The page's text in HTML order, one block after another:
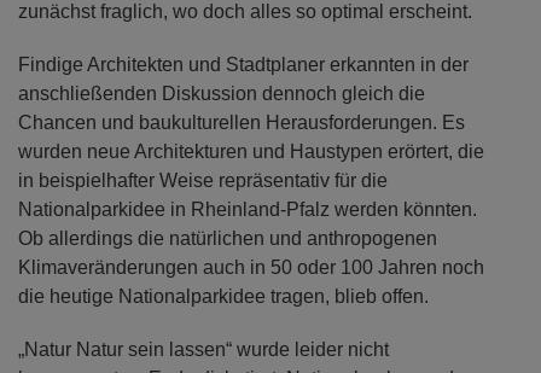
zunächst fraglich, wo doch alles so optimal erscheint.
Findige Architekten und Stadtplaner erkannten in der
anschließenden Diskussion dennoch gleich die
Chancen und baukulturellen Herausforderungen. Es
wurden neue Architekturen und Haustypen erörtert, die
in beispielhafter Weise repräsentativ für die
Nationalparkidee in Rheinland-Pfalz werden könnten.
Ob allerdings die natürlichen und anthropogenen
Klimaveränderungen auch in 50 oder 100 Jahren noch
die heutige Nationalparkidee tragen, blieb offen.
„Natur Natur sein lassen“ wurde leider nicht